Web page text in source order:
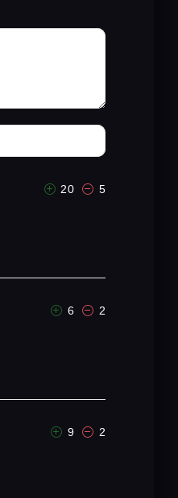
20 5
6 2
9 2